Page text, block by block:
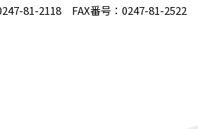
81-2118 FAX番号：0247-81-2522